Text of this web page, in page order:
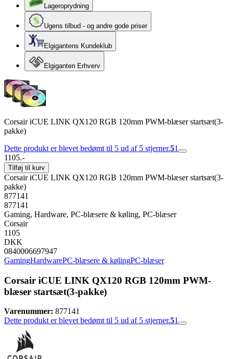
Lageroprydning
Ugens tilbud - og andre gode priser
Elgigantens Kundeklub
Elgiganten Erhverv
Corsair iCUE LINK QX120 RGB 120mm PWM-blæser startsæt(3-
pakke)
Dette produkt er blevet bedømt til 5 ud af 5 stjerner.51
1105.-
Tilføj til kurv
Corsair iCUE LINK QX120 RGB 120mm PWM-blæser startsæt(3-
pakke)
877141
877141
Gaming, Hardware, PC-blæsere & køling, PC-blæser
Corsair
1105
DKK
0840006697947
GamingHardwarePC-blæsere & kølingPC-blæser
Corsair iCUE LINK QX120 RGB 120mm PWM-
blæser startsæt(3-pakke)
Varenummer: 877141
Dette produkt er blevet bedømt til 5 ud af 5 stjerner.51